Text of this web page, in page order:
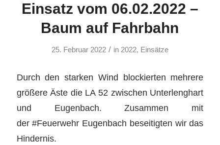
Einsatz vom 06.02.2022 –
Baum auf Fahrbahn
25. Februar 2022 / in 2022, Einsätze
Durch den starken Wind blockierten mehrere
größere Äste die LA 52 zwischen Unterlenghart
und Eugenbach. Zusammen mit
der #Feuerwehr Eugenbach beseitigten wir das
Hindernis.